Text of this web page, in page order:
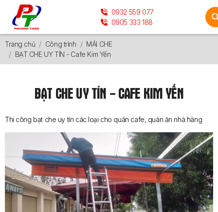
0932 559 077
0905 333 188
Trang chủ Công trình
MÁI CHE
BẠT CHE UY TÍN - Cafe Kim Yến
BẠT CHE UY TÍN - CAFE KIM YẾN
Thi công bạt che uy tín các loại cho quán cafe, quán ăn nhà hàng